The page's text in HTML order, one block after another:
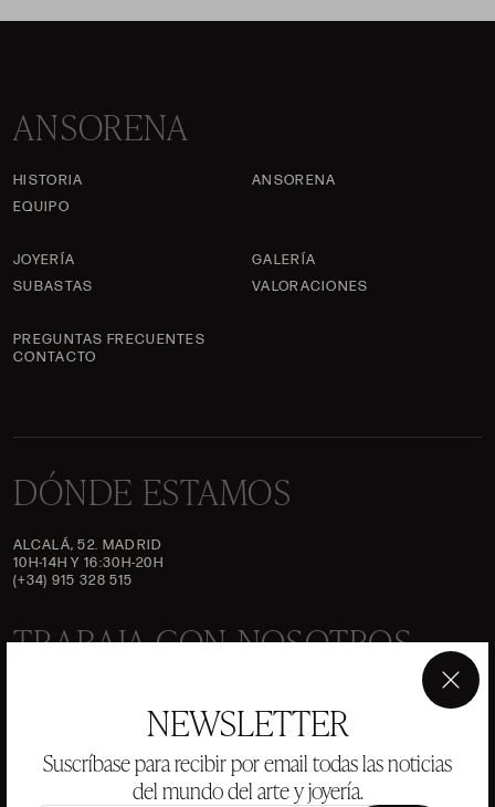
NEWSLETTER
Suscríbase para recibir por email todas las noticias
del mundo del arte y joyería.
×
ANSORENA
HISTORIA
ANSORENA
EQUIPO
JOYERÍA
GALERÍA
SUBASTAS
VALORACIONES
PREGUNTAS FRECUENTES
CONTACTO
DÓNDE ESTAMOS
ALCALÁ, 52. MADRID
10H-14H Y 16:30H-20H
(+34) 915 328 515
TRABAJA CON NOSOTROS
Si quieres formar parte del equipo de Ansorena, buscamos
talento que tenga pasión y admiración por el Arte, la Cultura,